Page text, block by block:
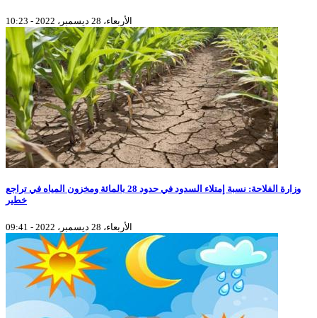
الأربعاء، 28 ديسمبر، 2022 - 10:23
وزارة الفلاحة: نسبة إمتلاء السدود في حدود 28 بالمائة ومخزون المياه في تراجع
خطير
الأربعاء، 28 ديسمبر، 2022 - 09:41